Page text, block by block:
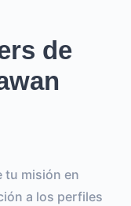
de
tu misión en
a los perfiles